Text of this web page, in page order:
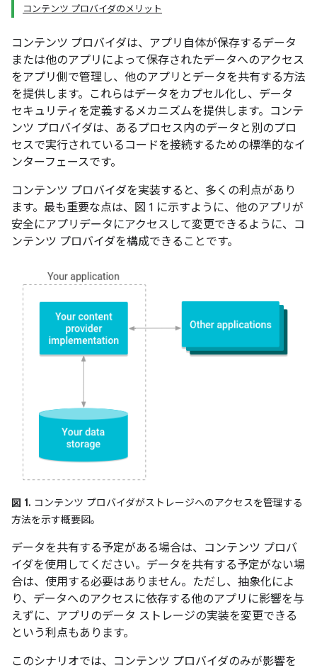
コンテンツ プロバイダのメリット
コンテンツ プロバイダは、アプリ自体が保存するデータ
または他のアプリによって保存されたデータへのアクセス
をアプリ側で管理し、他のアプリとデータを共有する方法
を提供します。これらはデータをカプセル化し、データ
セキュリティを定義するメカニズムを提供します。コンテ
ンツ プロバイダは、あるプロセス内のデータと別のプロ
セスで実行されているコードを接続するための標準的なイ
ンターフェースです。
コンテンツ プロバイダを実装すると、多くの利点があり
ます。最も重要な点は、図 1 に示すように、他のアプリが
安全にアプリデータにアクセスして変更できるように、コ
ンテンツ プロバイダを構成できることです。
図 1. コンテンツ プロバイダがストレージへのアクセスを管理する
方法を示す概要図。
データを共有する予定がある場合は、コンテンツ プロバ
イダを使用してください。データを共有する予定がない場
合は、使用する必要はありません。ただし、抽象化によ
り、データへのアクセスに依存する他のアプリに影響を与
えずに、アプリのデータ ストレージの実装を変更できる
という利点もあります。
このシナリオでは、コンテンツ プロバイダのみが影響を